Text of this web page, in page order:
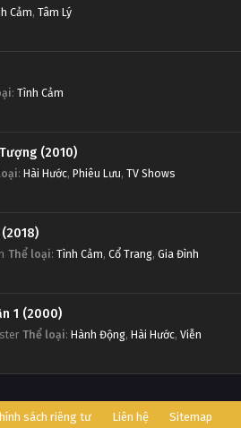
Cảm, Tâm Lý
: Tình Cảm
(2010)
: Hài Hước, Phiêu Lưu, TV Shows
Thể loại: Tình Cảm, Cổ Trang, Gia Đình
Vua Trò Chơi Phần 1 (2000)
Thể loại: Hành Động, Hài Hước, Viễn
sách riêng tư Liên hệ Sitemap